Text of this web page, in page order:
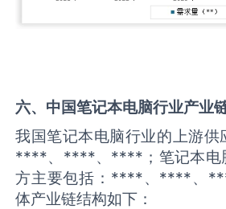
六、中国笔记本电脑行业产业
我国笔记本电脑行业的上游供
****、****、****；笔记本电
方主要包括：****、****、
体产业链结构如下：